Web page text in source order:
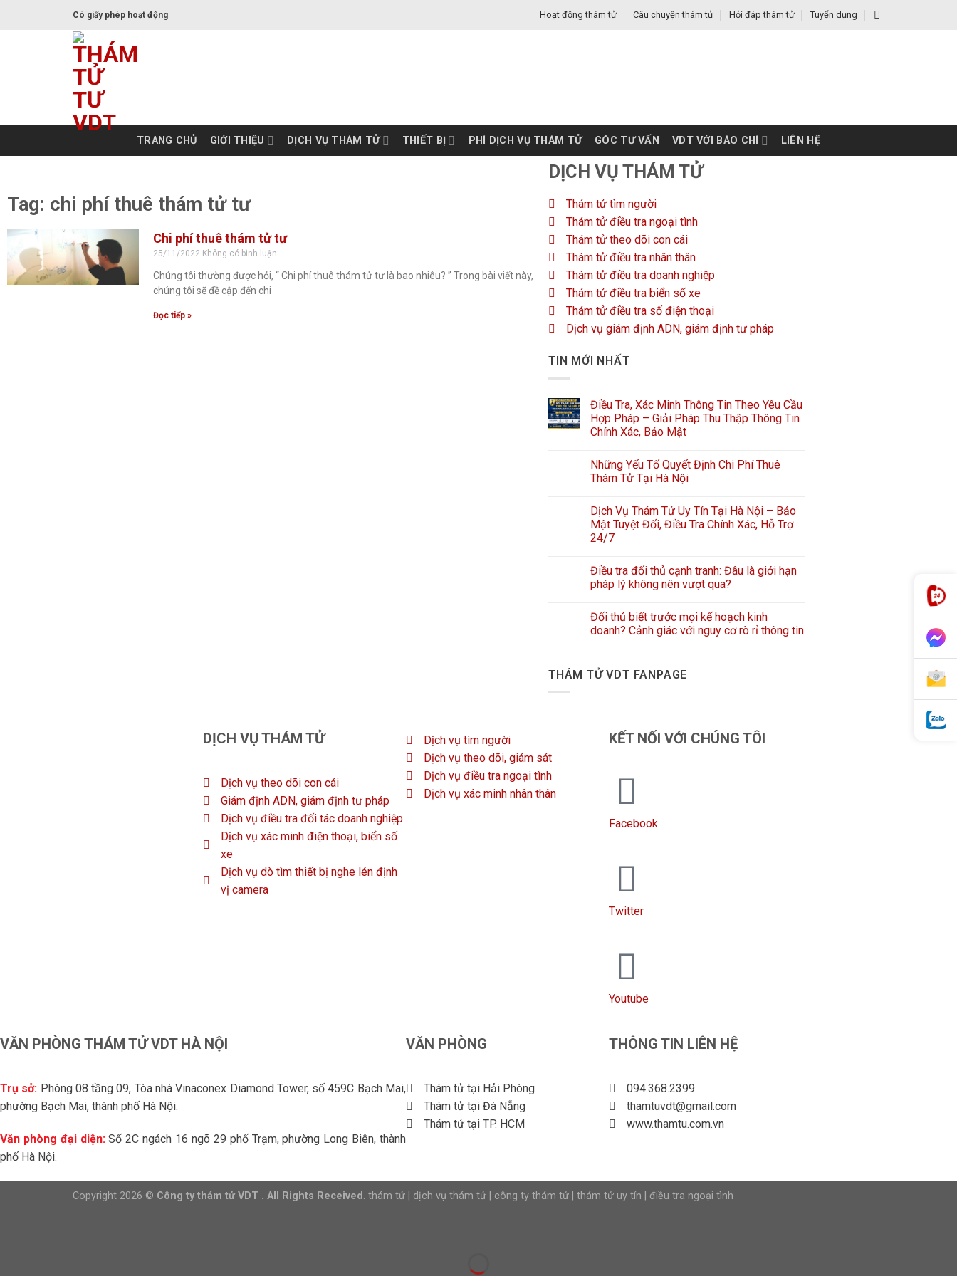
Có giấy phép hoạt động Hoạt động thám tử Câu chuyện thám tử Hỏi đáp thám tử Tuyển dụng
TRANG CHỦ GIỚI THIỆU DỊCH VỤ THÁM TỬ THIẾT BỊ PHÍ DỊCH VỤ THÁM TỬ GÓC TƯ VẤN VDT VỚI BÁO CHÍ LIÊN HỆ
Tag: chi phí thuê thám tử tư
Chi phí thuê thám tử tư
25/11/2022 Không có bình luận
Chúng tôi thường được hỏi, “ Chi phí thuê thám tử tư là bao nhiêu? ” Trong bài viết này,
chúng tôi sẽ đề cập đến chi
Đọc tiếp »
DỊCH VỤ THÁM TỬ
Thám tử tìm người
Thám tử điều tra ngoại tình
Thám tử theo dõi con cái
Thám tử điều tra nhân thân
Thám tử điều tra doanh nghiệp
Thám tử điều tra biển số xe
Thám tử điều tra số điện thoại
Dịch vụ giám định ADN, giám định tư pháp
TIN MỚI NHẤT
Điều Tra, Xác Minh Thông Tin Theo Yêu Cầu
Hợp Pháp – Giải Pháp Thu Thập Thông Tin
Chính Xác, Bảo Mật
Những Yếu Tố Quyết Định Chi Phí Thuê
Thám Tử Tại Hà Nội
Dịch Vụ Thám Tử Uy Tín Tại Hà Nội – Bảo
Mật Tuyệt Đối, Điều Tra Chính Xác, Hỗ Trợ
24/7
Điều tra đối thủ cạnh tranh: Đâu là giới hạn
pháp lý không nên vượt qua?
Đối thủ biết trước mọi kế hoạch kinh
doanh? Cảnh giác với nguy cơ rò rỉ thông tin
THÁM TỬ VDT FANPAGE
DỊCH VỤ THÁM TỬ
Dịch vụ theo dõi con cái
Giám định ADN, giám định tư pháp
Dịch vụ điều tra đối tác doanh nghiệp
Dịch vụ xác minh điện thoại, biển số
xe
Dịch vụ dò tìm thiết bị nghe lén định
vị camera
Dịch vụ tìm người
Dịch vụ theo dõi, giám sát
Dịch vụ điều tra ngoại tình
Dịch vụ xác minh nhân thân
KẾT NỐI VỚI CHÚNG TÔI
Facebook
Twitter
Youtube
VĂN PHÒNG THÁM TỬ VDT HÀ NỘI
Trụ sở: Phòng 08 tầng 09, Tòa nhà Vinaconex Diamond Tower, số 459C Bạch Mai,
phường Bạch Mai, thành phố Hà Nội.
Văn phòng đại diện:Số 2C ngách 16 ngõ 29 phố Trạm, phường Long Biên, thành
phố Hà Nội.
VĂN PHÒNG
Thám tử tại Hải Phòng
Thám tử tại Đà Nẵng
Thám tử tại TP. HCM
THÔNG TIN LIÊN HỆ
094.368.2399
thamtuvdt@gmail.com
www.thamtu.com.vn
Copyright 2026 © Công ty thám tử VDT . All Rights Received . thám tử dịch vụ thám tử công ty thám tử thám tử uy tín điều tra ngoại tình